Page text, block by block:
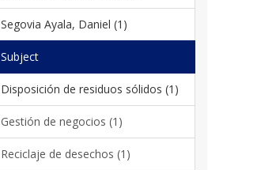
Segovia Ayala, Daniel (1)
Subject
Disposición de residuos sólidos (1)
Gestión de negocios (1)
Reciclaje de desechos (1)